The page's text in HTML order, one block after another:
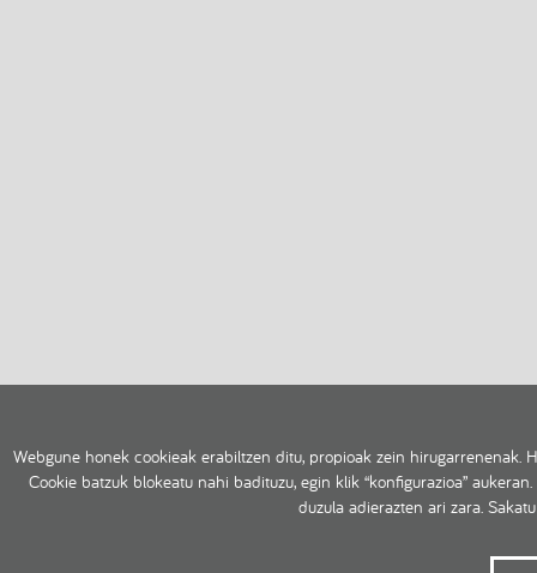
Webgune honek cookieak erabiltzen ditu, propioak zein hirugarrenenak.
Cookie batzuk blokeatu nahi badituzu, egin klik “konfigurazioa”
duzula adierazten ari zara.